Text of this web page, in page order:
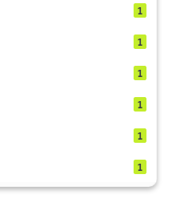
1
1
1
1
1
1